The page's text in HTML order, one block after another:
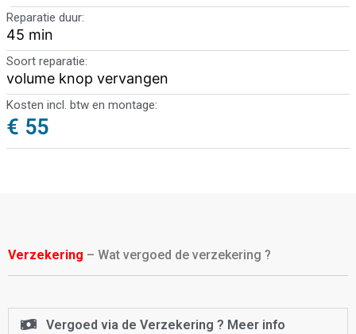
Reparatie duur:
45 min
Soort reparatie:
volume knop vervangen
Kosten incl. btw en montage:
€ 55
Verzekering – Wat vergoed de verzekering ?
Vergoed via de Verzekering ? Meer info